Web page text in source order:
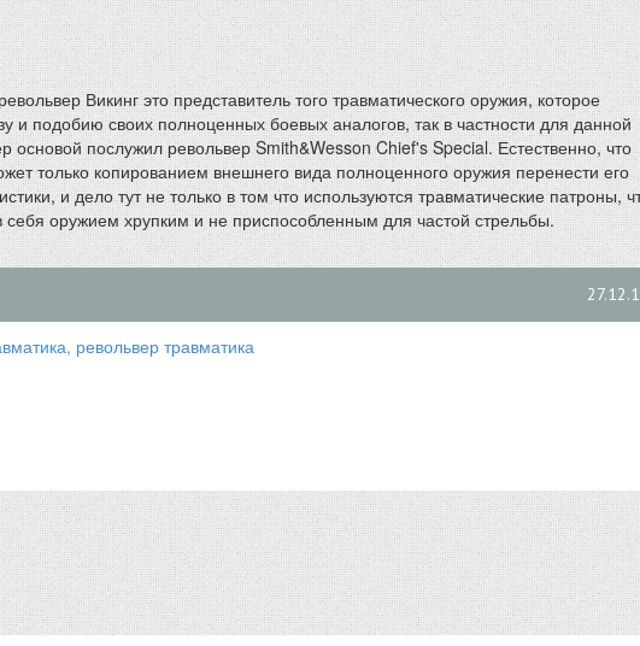
Викинг это представитель того травматического оружия, которое
и подобию своих полноценных боевых аналогов, так в частности для данной
основой послужил револьвер Smith&Wesson Chief's Special. Естественно, что
только копированием внешнего вида полноценного оружия перенести его
и дело тут не только в том что используются травматические патроны,
себя оружием хрупким и не приспособленным для частой стрельбы.
револьвер травматика